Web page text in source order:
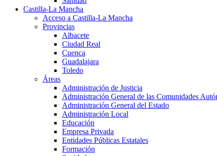
Castilla-La Mancha
Acceso a Castilla-La Mancha
Provincias
Albacete
Ciudad Real
Cuenca
Guadalajara
Toledo
Áreas
Administración de Justicia
Administración General de las Comunidades
Administración General del Estado
Administración Local
Educación
Empresa Privada
Entidades Públicas Estatales
Formación